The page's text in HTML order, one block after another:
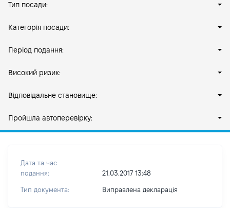
Тип посади:
Категорія посади:
Період подання:
Високий ризик:
Відповідальне становище:
Пройшла автоперевірку:
Дата та час
подання:
21.03.2017 13:48
Тип документа: Виправлена декларація